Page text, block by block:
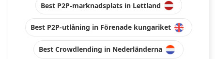
Best P2P-marknadsplats in Lettland
Best P2P-utlåning in Förenade kungariket
Best Crowdlending in Nederländerna